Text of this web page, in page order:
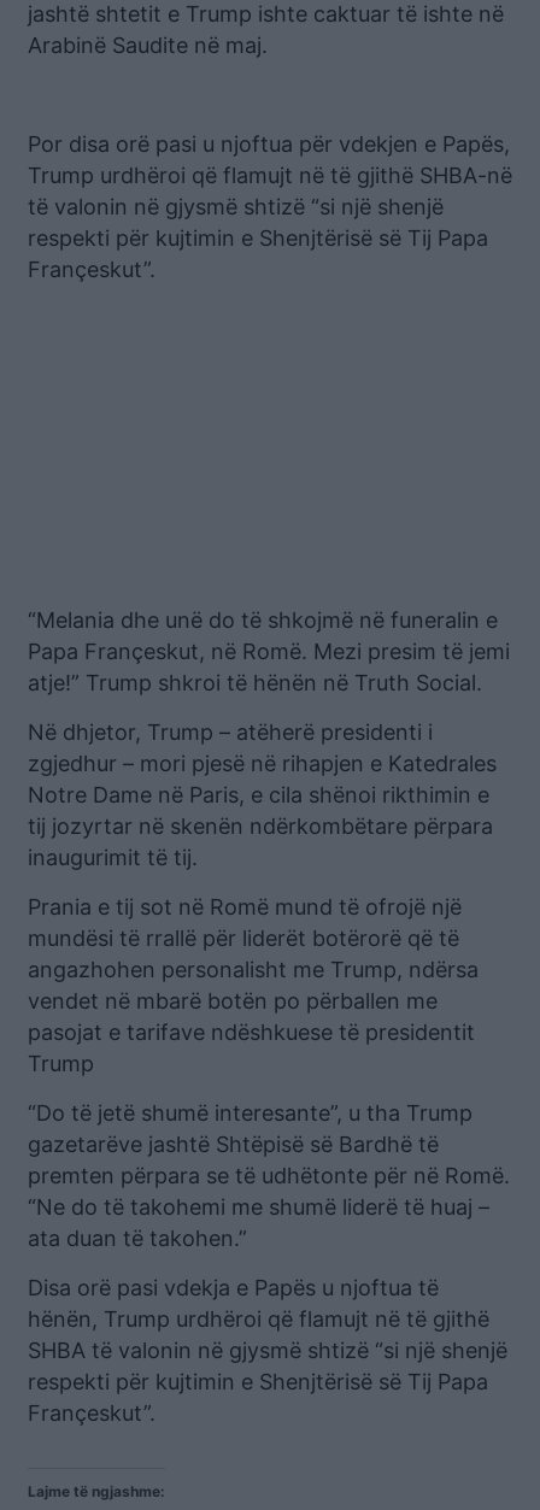
jashtë shtetit e Trump ishte caktuar të ishte në
Arabinë Saudite në maj.
Por disa orë pasi u njoftua për vdekjen e Papës,
Trump urdhëroi që flamujt në të gjithë SHBA-në
të valonin në gjysmë shtizë “si një shenjë
respekti për kujtimin e Shenjtërisë së Tij Papa
Françeskut”.
“Melania dhe unë do të shkojmë në funeralin e
Papa Françeskut, në Romë. Mezi presim të jemi
atje!” Trump shkroi të hënën në Truth Social.
Në dhjetor, Trump – atëherë presidenti i
zgjedhur – mori pjesë në rihapjen e Katedrales
Notre Dame në Paris, e cila shënoi rikthimin e
tij jozyrtar në skenën ndërkombëtare përpara
inaugurimit të tij.
Prania e tij sot në Romë mund të ofrojë një
mundësi të rrallë për liderët botërorë që të
angazhohen personalisht me Trump, ndërsa
vendet në mbarë botën po përballen me
pasojat e tarifave ndëshkuese të presidentit
Trump
“Do të jetë shumë interesante”, u tha Trump
gazetarëve jashtë Shtëpisë së Bardhë të
premten përpara se të udhëtonte për në Romë.
“Ne do të takohemi me shumë liderë të huaj –
ata duan të takohen.”
Disa orë pasi vdekja e Papës u njoftua të
hënën, Trump urdhëroi që flamujt në të gjithë
SHBA të valonin në gjysmë shtizë “si një shenjë
respekti për kujtimin e Shenjtërisë së Tij Papa
Françeskut”.
Lajme të ngjashme: